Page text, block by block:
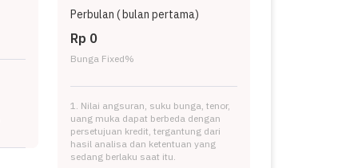
Perbulan (bulan pertama)
Rp 0
Bunga Fixed%
1. Nilai angsuran, suku bunga, tenor,
uang muka dapat berbeda dengan
persetujuan kredit, tergantung dari
hasil analisa dan ketentuan yang
sedang berlaku saat itu.